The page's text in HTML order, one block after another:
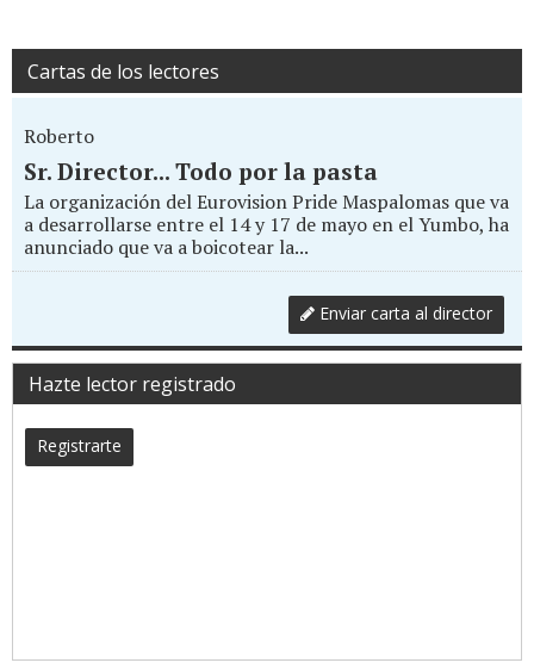
Cartas de los lectores
Roberto
Sr. Director... Todo por la pasta
La organización del Eurovision Pride Maspalomas que va
a desarrollarse entre el 14 y 17 de mayo en el Yumbo, ha
anunciado que va a boicotear la...
Enviar carta al director
Hazte lector registrado
Registrarte